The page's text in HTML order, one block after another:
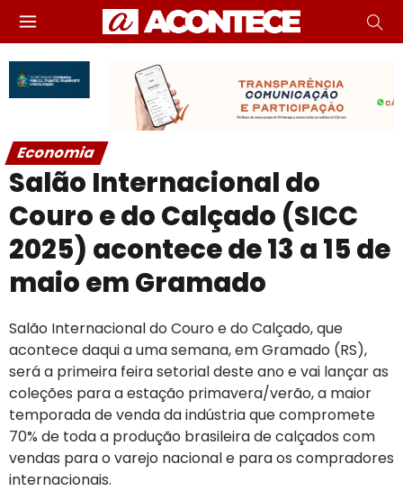
Economia
Salão Internacional do
Couro e do Calçado (SICC
2025) acontece de 13 a 15 de
maio em Gramado
Salão Internacional do Couro e do Calçado, que
acontece daqui a uma semana, em Gramado (RS),
será a primeira feira setorial deste ano e vai lançar as
coleções para a estação primavera/verão, a maior
temporada de venda da indústria que compromete
70% de toda a produção brasileira de calçados com
vendas para o varejo nacional e para os compradores
internacionais.